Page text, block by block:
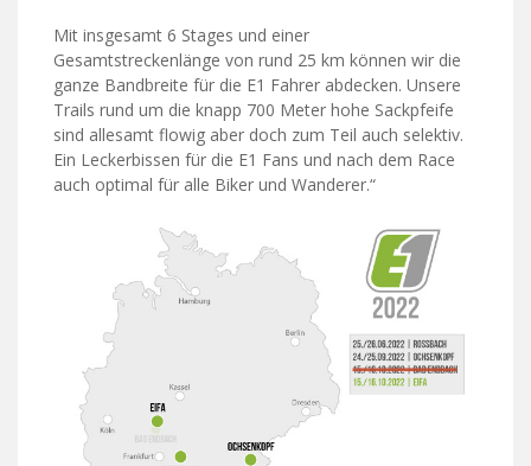
Mit insgesamt 6 Stages und einer
Gesamtstreckenlänge von rund 25 km können wir die
ganze Bandbreite für die E1 Fahrer abdecken. Unsere
Trails rund um die knapp 700 Meter hohe Sackpfeife
sind allesamt flowig aber doch zum Teil auch selektiv.
Ein Leckerbissen für die E1 Fans und nach dem Race
auch optimal für alle Biker und Wanderer.“